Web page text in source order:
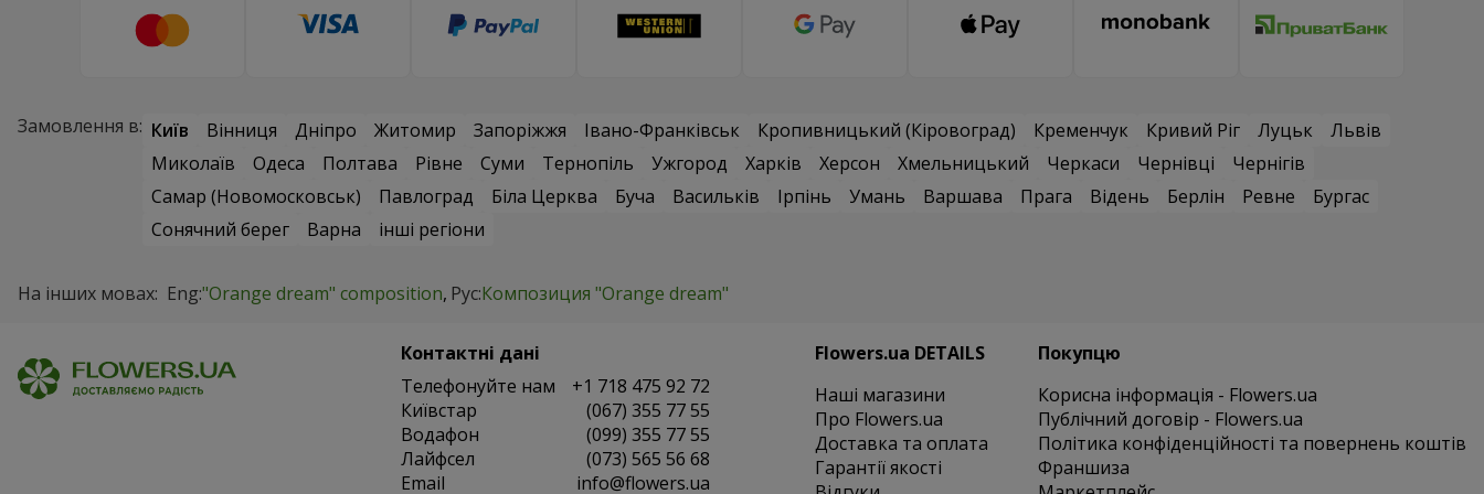
Замовлення в: Київ Вінниця Дніпро Житомир Запоріжжя Івано-Франківськ Кропивницький (Кіровоград) Кременчук Кривий Ріг Луцьк
Львів
Миколаїв
Одеса Полтава Рівне Суми Тернопіль Ужгород Харків Херсон Хмельницький Черкаси Чернівці
Чернігів
Самар (Новомосковськ)
Павлоград Біла Церква Буча Васильків Ірпінь Умань Варшава Прага Відень Берлін Ревне
Бургас
Сонячний берег
Варна інші регіони
На інших мовах: Eng:"Orange dream" composition Рус:Композиция "Orange dream"
Контактні дані
Телефонуйте нам
+1 718 475 92 72
Київстар
(067) 355 77 55
Водафон
(099) 355 77 55
Лайфсел
(073) 565 56 68
Email
info@flowers.ua
Flowers.ua DETAILS
Наші магазини
Про Flowers.ua
Доставка та оплата
Гарантії якості
Покупцю
Корисна інформація - Flowers.ua
Публічний договір - Flowers.ua
Політика конфіденційності та повернень коштів
Франшиза